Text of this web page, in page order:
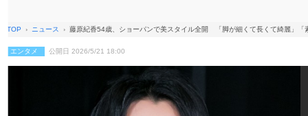
TOP ニュース 藤原紀香54歳、ショーパンで美スタイル全開 「脚が細くて長くて綺麗」「
エンタメ 公開日 2026/5/21 18:00